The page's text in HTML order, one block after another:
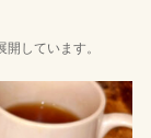
しています。